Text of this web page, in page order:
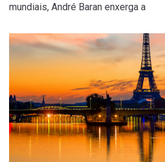
mundiais, André Baran enxerga a